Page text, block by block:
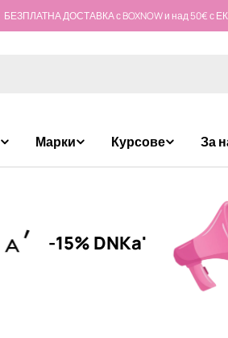
БЕЗПЛАТНА ДОСТАВКА с BOXNOW и над 50€ с
Марки Курсове За
-15% DNKa'